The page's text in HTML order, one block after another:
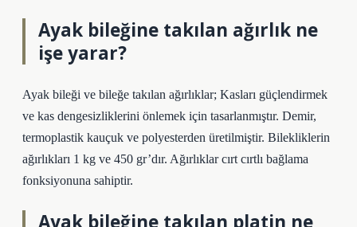
Ayak bileğine takılan ağırlık ne
işe yarar?
Ayak bileği ve bileğe takılan ağırlıklar; Kasları güçlendirmek
ve kas dengesizliklerini önlemek için tasarlanmıştır. Demir,
termoplastik kauçuk ve polyesterden üretilmiştir. Bilekliklerin
ağırlıkları 1 kg ve 450 gr’dır. Ağırlıklar cırt cırtlı bağlama
fonksiyonuna sahiptir.
Ayak bileğine takılan platin ne